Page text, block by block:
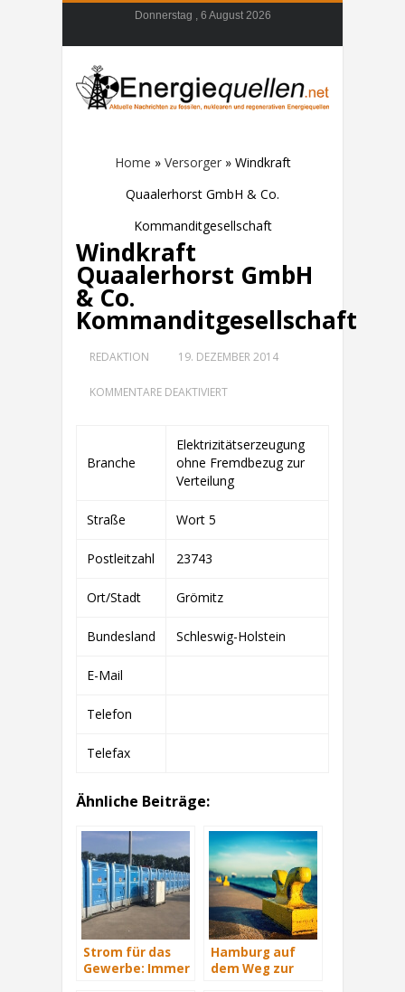
Donnerstag , 6 August 2026
Home » Versorger» Windkraft
Quaalerhorst GmbH & Co.
Kommanditgesellschaft
Windkraft
Quaalerhorst GmbH
& Co.
Kommanditgesellschaft
REDAKTION 19. DEZEMBER 2014
KOMMENTARE DEAKTIVIERTFÜR
&
CO.
KOMMANDITGESELLSCHAFT
Branche
Elektrizitätserzeugung
ohne Fremdbezug zur
Verteilung
Straße Wort 5
Postleitzahl 23743
Ort/Stadt Grömitz
Bundesland Schleswig-Holstein
E-Mail
Telefon
Telefax
Ähnliche Beiträge:
Strom für das
Gewerbe: Immer
Hamburg auf
dem Weg zur